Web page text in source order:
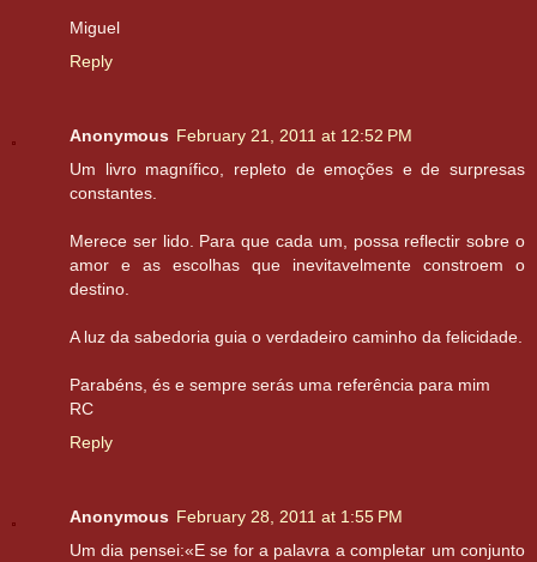
Miguel
Reply
Anonymous February 21, 2011 at 12:52 PM
Um livro magnífico, repleto de emoções e de surpresas
constantes.
Merece ser lido. Para que cada um, possa reflectir sobre o
amor e as escolhas que inevitavelmente constroem o
destino.
A luz da sabedoria guia o verdadeiro caminho da felicidade.
Parabéns, és e sempre serás uma referência para mim
RC
Reply
Anonymous February 28, 2011 at 1:55 PM
Um dia pensei:«E se for a palavra a completar um conjunto